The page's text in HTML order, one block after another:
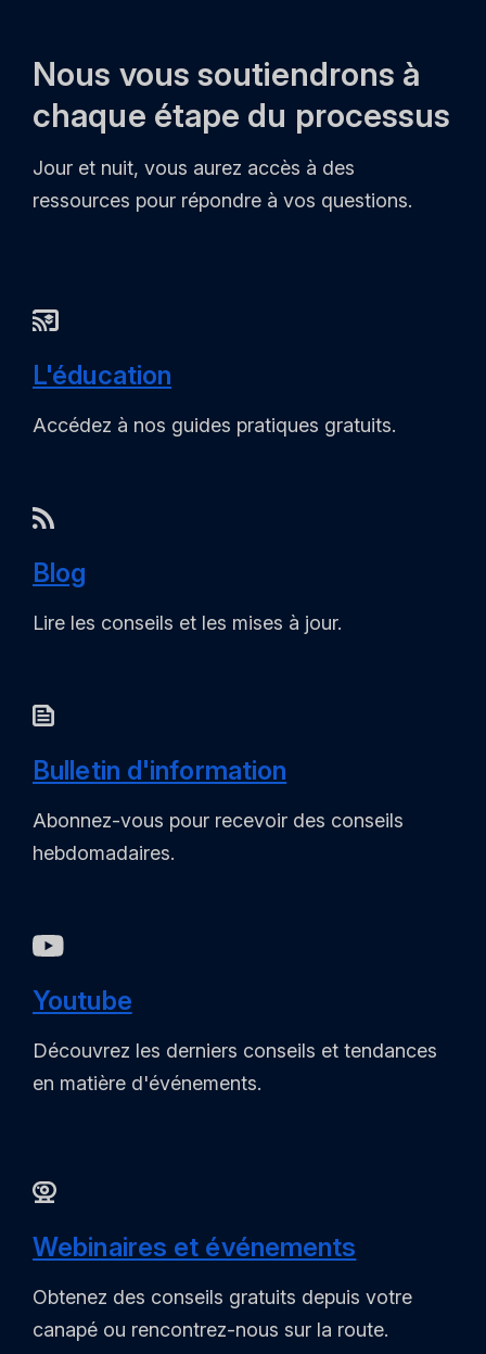
Nous vous soutiendrons à
chaque étape du processus
Jour et nuit, vous aurez accès à des
ressources pour répondre à vos questions.
L'éducation
Accédez à nos guides pratiques gratuits.
Blog
Lire les conseils et les mises à jour.
Bulletin d'information
Abonnez-vous pour recevoir des conseils
hebdomadaires.
Youtube
Découvrez les derniers conseils et tendances
en matière d'événements.
Webinaires et événements
Obtenez des conseils gratuits depuis votre
canapé ou rencontrez-nous sur la route.